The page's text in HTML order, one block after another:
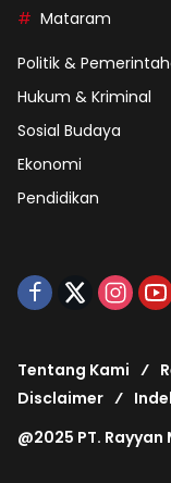
Mataram
Politik &
Hukum & Kriminal
Sosial Budaya
Ekonomi
Pendidikan
Tentang Kami
Disclaimer
@2025 PT.